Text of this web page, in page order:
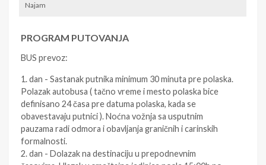
Najam
PROGRAM PUTOVANJA
BUS prevoz:
1. dan - Sastanak putnika minimum 30 minuta pre polaska.
Polazak autobusa ( tačno vreme i mesto polaska bice
definisano 24 časa pre datuma polaska, kada se
obavestavaju putnici ). Noćna vožnja sa usputnim
pauzama radi odmora i obavljanja graničnih i carinskih
formalnosti.
2. dan - Dolazak na destinaciju u prepodnevnim